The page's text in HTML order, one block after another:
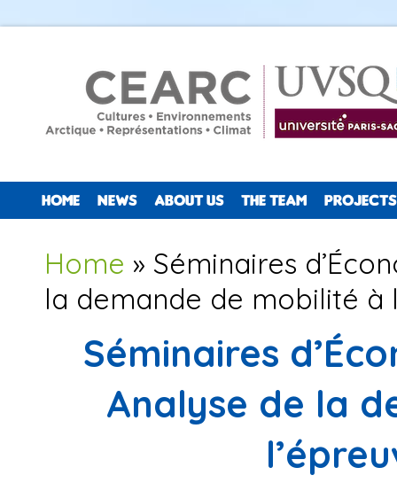
HOME NEWS ABOUT US THE TEAM PROJECTS
You are here
Home » Séminaires
la demande de mobilité à
Séminaires
Analyse de la